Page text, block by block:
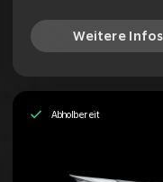
Weitere Infos
Abholbereit